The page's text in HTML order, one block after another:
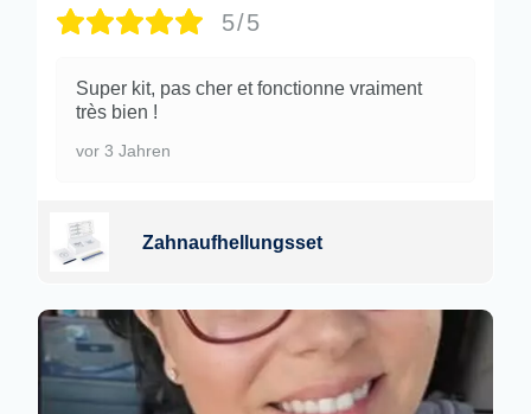
5/5
Super kit, pas cher et fonctionne vraiment
très bien !
vor 3 Jahren
Zahnaufhellungsset